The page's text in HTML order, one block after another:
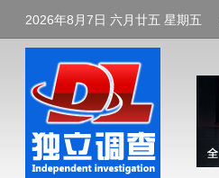
2026年8月7日 六月廿五 星期五